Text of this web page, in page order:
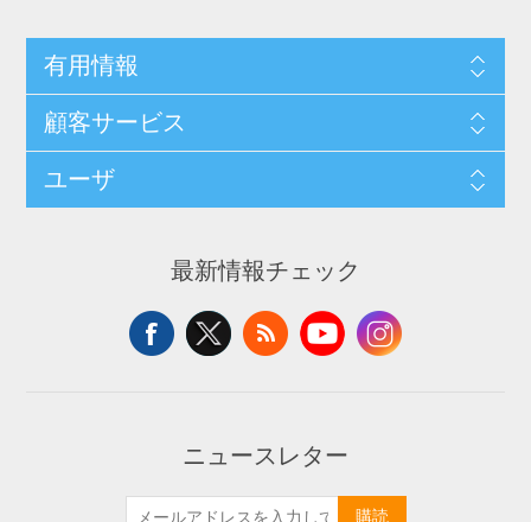
有用情報
顧客サービス
ユーザ
最新情報チェック
ニュースレター
購読